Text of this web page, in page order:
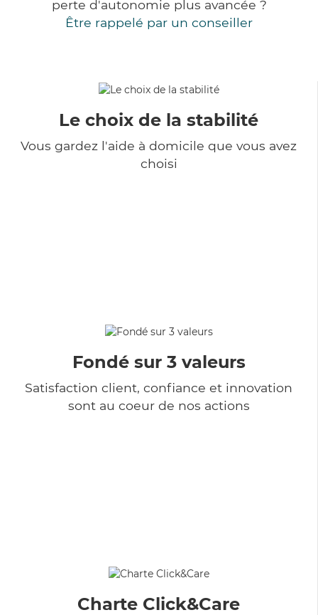
perte d'autonomie plus avancée ?
Être rappelé par un conseiller
Le choix de la stabilité
Vous gardez l'aide à domicile que vous avez
choisi
Fondé sur 3 valeurs
Satisfaction client, confiance et innovation
sont au coeur de nos actions
Charte Click&Care